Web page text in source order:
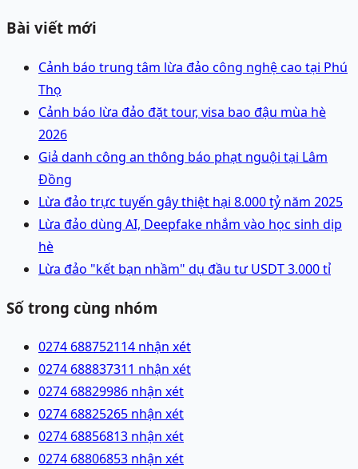
Bài viết mới
Cảnh báo trung tâm lừa đảo công nghệ cao tại Phú
Thọ
Cảnh báo lừa đảo đặt tour, visa bao đậu mùa hè
2026
Giả danh công an thông báo phạt nguội tại Lâm
Đồng
Lừa đảo trực tuyến gây thiệt hại 8.000 tỷ năm 2025
Lừa đảo dùng AI, Deepfake nhắm vào học sinh dịp
hè
Lừa đảo "kết bạn nhầm" dụ đầu tư USDT 3.000 tỉ
Số trong cùng nhóm
0274 688752114 nhận xét
0274 688837311 nhận xét
0274 68829986 nhận xét
0274 68825265 nhận xét
0274 68856813 nhận xét
0274 68806853 nhận xét